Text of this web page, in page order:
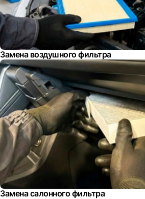
Замена воздушного фильтра
Замена салонного фильтра